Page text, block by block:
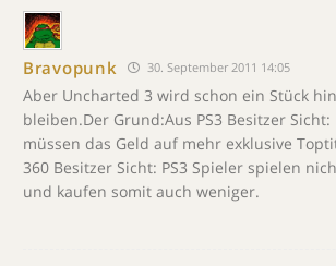
Bravopunk 30. September 2011 14:05
Aber Uncharted 3 wird schon ein Stück
bleiben.Der Grund:Aus PS3 Besitzer Sicht:
müssen das Geld auf mehr exklusive
360 Besitzer Sicht: PS3 Spieler spielen
und kaufen somit auch weniger.